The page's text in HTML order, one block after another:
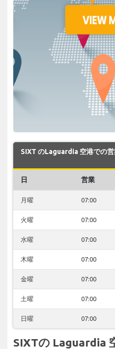
SIXT のLaguardia 空港での営
日 営業
月曜 07:00
火曜 07:00
水曜 07:00
木曜 07:00
金曜 07:00
土曜 07:00
日曜 07:00
SIXTの Laguardia